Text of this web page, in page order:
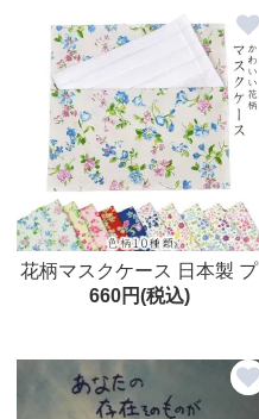
花柄マスクケース 日本製 プ
リーツ型 平型対応 マスク入
660円(税込)